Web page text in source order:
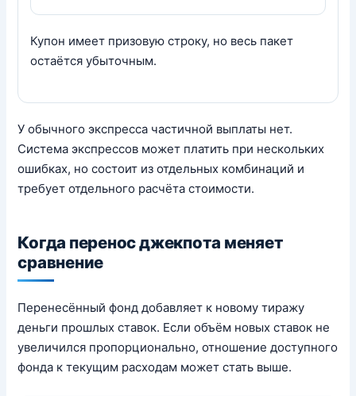
Купон имеет призовую строку, но весь пакет
остаётся убыточным.
У обычного экспресса частичной выплаты нет.
Система экспрессов может платить при нескольких
ошибках, но состоит из отдельных комбинаций и
требует отдельного расчёта стоимости.
Когда перенос джекпота меняет
сравнение
Перенесённый фонд добавляет к новому тиражу
деньги прошлых ставок. Если объём новых ставок не
увеличился пропорционально, отношение доступного
фонда к текущим расходам может стать выше.